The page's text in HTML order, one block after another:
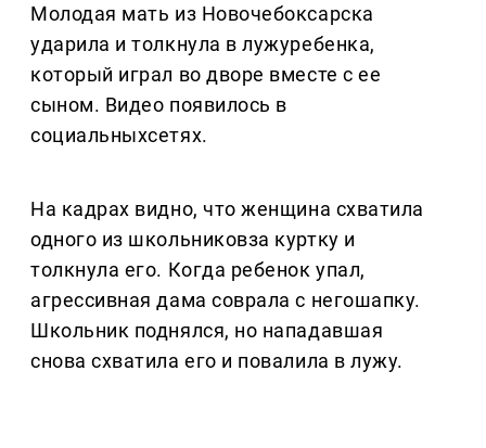
Молодая мать из Новочебоксарска
ударила и толкнула в лужуребенка,
который играл во дворе вместе с ее
сыном. Видео появилось в
социальныхсетях.
На кадрах видно, что женщина схватила
одного из школьниковза куртку и
толкнула его. Когда ребенок упал,
агрессивная дама соврала с негошапку.
Школьник поднялся, но нападавшая
снова схватила его и повалила в лужу.